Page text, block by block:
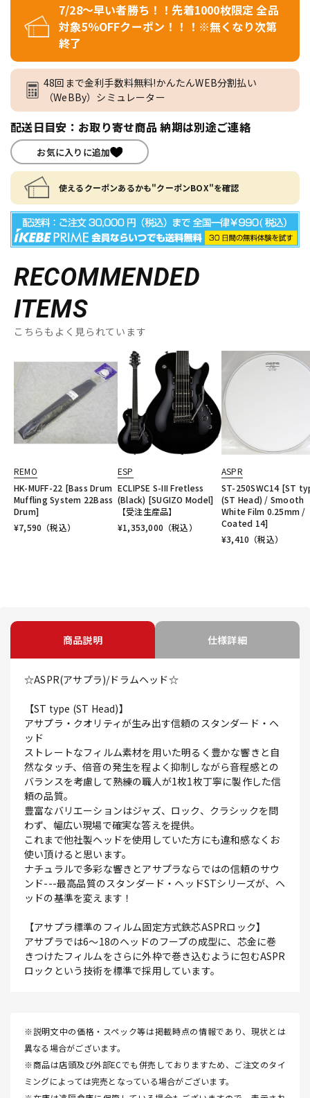
7/28～早い者勝ち！！先着1000枚限定 全品
対象5％OFFクーポン！！！※無くなり次第
終了
48回まで金利手数料無料!かんたんWEB分割払い
（WeBBy）シミュレーター
配送日目安：お取り寄せ商品 納期は別途ご連絡
お気に入りに追加
使えるクーポンあるかも"クーポンBOX"を確認
RECOMMENDED
ITEMS
こちらもよく見られています
REMO
HK-MUFF-22 [Bass Drum
Muffling System 22Bass
Drum]
¥7,590 （税込）
ESP
ECLIPSE S-III Fretless
(Black) [SUGIZO Model]
【受注生産品】
¥1,353,000 （税込）
ASPR
ST-250SWC14 [ST
(ST Head) / Smooth
White Film 0.25mm /
Coated 14]
¥3,410 （税込）
商品説明 仕様詳細
☆ASPR(アサプラ)/ドラムヘッド☆
【ST type (ST Head)】
アサプラ・クオリティが生み出す信頼のスタンダード・ヘ
ッド
ストレートなフィルム素材を用いた明るく豊かな響きと自
然なタッチ、倍音の発生を程よく抑制しながら音程感との
バランスを考慮して熟練の職人が1枚1枚丁寧に製作した信
頼の品質。
豊富なバリエーションはジャズ、ロック、クラシックを問
わず、幅広い現場で確実な答えを提供。
これまで他社製ヘッドを使用していた方にも違和感なくお
使い頂けると思います。
ナチュラルで多彩な響きとアサプラならではの信頼のサウ
ンド---最高品質のスタンダード・ヘッドSTシリーズが、ヘ
ッドの基準を変えます！
【アサプラ標準のフィルム固定方式鉄芯ASPRロック】
アサプラでは6～18のヘッドのフープの成型に、芯金に巻
きつけたフィルムをさらに外枠で巻き込むように包むASPR
ロックという技術を標準で採用しています。
※説明文中の価格・スペック等は掲載時点の情報であり、現状とは
異なる場合がございます。
※商品は店頭及び外部ECでも併売しておりますため、ご注文のタイ
ミングによっては完売となっている場合がございます。